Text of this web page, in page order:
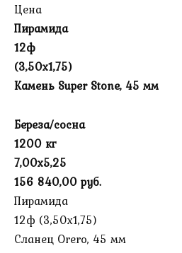
Цена
Пирамида
12ф
(3,50х1,75)
Камень Super Stone, 45 мм
Береза/сосна
1200 кг
7,00х5,25
156 840,00 руб.
Пирамида
12ф (3,50х1,75)
Сланец Orero, 45 мм